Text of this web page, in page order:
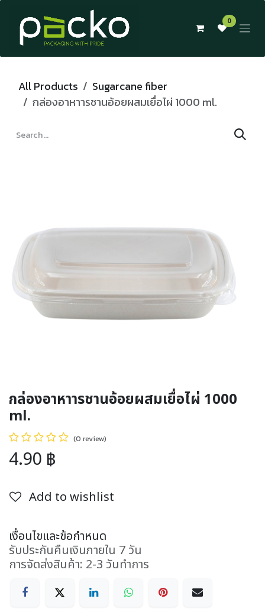
Skip to Content
0
All Products
Sugarcane fiber
กล่องอาหาารชานอ้อยผสมเยื่อไผ่ 1000 ml.
กล่องอาหาารชานอ้อยผสมเยื่อไผ่ 1000
ml.
(0 review)
4.90 ฿
Add to wishlist
เงื่อนไขและข้อกำหนด
รับประกันคืนเงินภายใน 7 วัน
การจัดส่งสินค้า: 2-3 วันทำการ